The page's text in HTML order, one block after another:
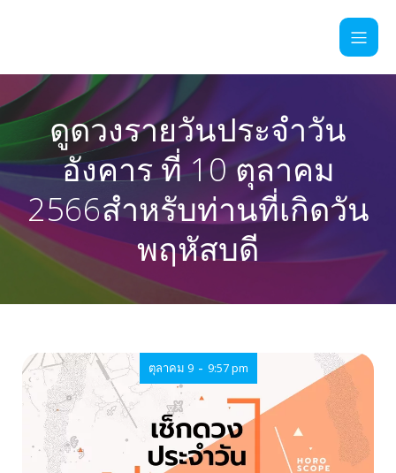
ดูดวงรายวันประจำวัน
อังคาร ที่ 10 ตุลาคม
2566สำหรับท่านที่เกิดวัน
พฤหัสบดี
ตุลาคม 9 - 9:57 pm